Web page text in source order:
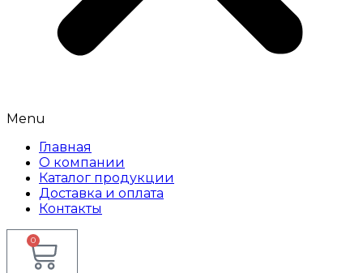
Menu
Главная
О компании
Каталог продукции
Доставка и оплата
Контакты
0